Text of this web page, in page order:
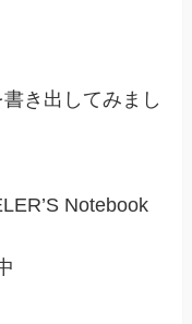
き出してみまし
Notebook